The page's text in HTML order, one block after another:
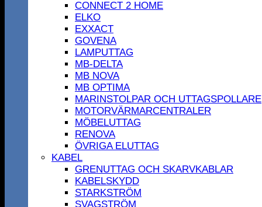
CONNECT 2 HOME
ELKO
EXXACT
GOVENA
LAMPUTTAG
MB-DELTA
MB NOVA
MB OPTIMA
MARINSTOLPAR OCH UTTAGSPOLLARE
MOTORVÄRMARCENTRALER
MÖBELUTTAG
RENOVA
ÖVRIGA ELUTTAG
KABEL
GRENUTTAG OCH SKARVKABLAR
KABELSKYDD
STARKSTRÖM
SVAGSTRÖM